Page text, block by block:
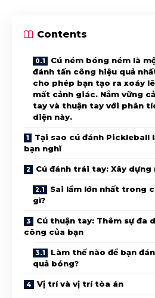
Contents
Cú ném bóng ném là
đánh tấn công hiệu quả
cho phép bạn tạo ra xoáy
mất cảnh giác. Nắm vững
tay và thuận tay với phân
diện này.
Tại sao cú đánh Pickleball
bạn nghĩ
Cú đánh trái tay: Xây dựng
Sai lầm lớn nhất trong
gì?
Cú thuận tay: Thêm sự đa
công của bạn
Làm thế nào để bạn
quả bóng?
Vị trí và vị trí tòa án